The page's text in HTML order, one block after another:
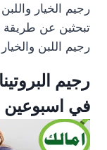
تبحثين عن طريقة
رجيم اللبن والخيار
في اسبوعين